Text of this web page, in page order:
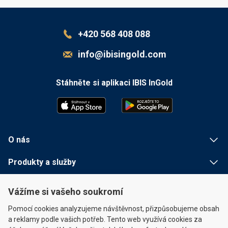
Vážíme si vašeho soukromí
Pomocí cookies analyzujeme návštěvnost, přizpůsobujeme obsah
a reklamy podle vašich potřeb. Tento web využívá cookies za
+420 568 408 088
info@ibisingold.com
Stáhněte si aplikaci IBIS InGold
O nás
Produkty a služby
Rychlé odkazy